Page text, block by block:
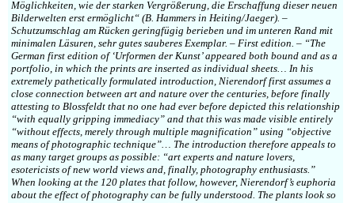
Möglichkeiten, wie der starken Vergrößerung, die Erschaffung dieser neuen
Bilderwelten erst ermöglicht“ (B. Hammers in Heiting/Jaeger). –
Schutzumschlag am Rücken geringfügig berieben und im unteren Rand mit
minimalen Läsuren, sehr gutes sauberes Exemplar. – First edition. – “The
German first edition of ‘Urformen der Kunst’ appeared both bound and as a
portfolio, in which the prints are inserted as individual sheets… In his
extremely pathetically formulated introduction, Nierendorf first assumes a
close connection between art and nature over the centuries, before finally
attesting to Blossfeldt that no one had ever before depicted this relationship
“with equally gripping immediacy” and that this was made visible entirely
“without effects, merely through multiple magnification” using “objective
means of photographic technique”… The introduction therefore appeals to
as many target groups as possible: “art experts and nature lovers,
esotericists of new world views and, finally, photography enthusiasts.”
When looking at the 120 plates that follow, however, Nierendorf’s euphoria
about the effect of photography can be fully understood. The plants look so